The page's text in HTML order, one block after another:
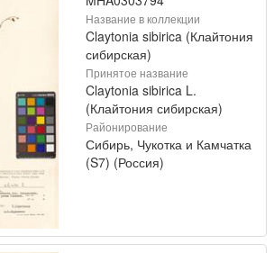
Название в коллекции
Claytonia sibirica (Клайтония
сибирская)
Принятое название
Claytonia sibirica L.
(Клайтония сибирская)
Районирование
Сибирь, Чукотка и Камчатка
(S7) (Россия)